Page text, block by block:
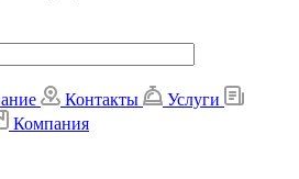
Контакты
Услуги
Компания